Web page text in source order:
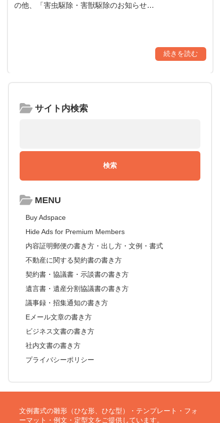
の他、「害虫駆除・害獣駆除のお知らせ…
続きを読む
サイト内検索
MENU
Buy Adspace
Hide Ads for Premium Members
内容証明郵便の書き方・出し方・文例・書式
不動産に関する契約書の書き方
契約書・協議書・示談書の書き方
遺言書・遺産分割協議書の書き方
議事録・招集通知の書き方
Eメール文章の書き方
ビジネス文書の書き方
社内文書の書き方
プライバシーポリシー
文例書式の雛形（ひな形、ひな型）・テンプレート・フォ
ーマット・例文・定型文をご提供しています。